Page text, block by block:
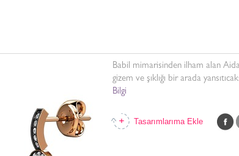
Babil mimarisinden ilham alan
gizem ve şıklığı bir arada
Bilgi
Tasarımlarıma Ekle